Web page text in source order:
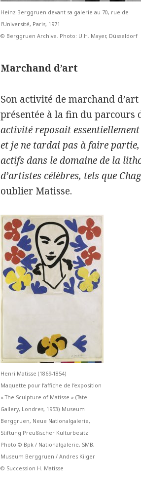
Heinz Berggruen devant sa galerie au 70, rue de
l’Université, Paris, 1971
© Berggruen Archive. Photo: U.H. Mayer, Düsseldorf
Marchand d’art
Son activité de marchand
présentée à la fin du parcours
activité reposait
et je ne tardai pas à faire
actifs dans le domaine de la
d’artistes célèbres, tels que
oublier Matisse.
Henri Matisse (1869-1854)
Maquette pour l’affiche de l’exposition
« The Sculpture of Matisse » (Tate
Gallery, Londres, 1953) Museum
Berggruen, Neue Nationalgalerie,
Stiftung Preußischer Kulturbesitz
Photo © Bpk / Nationalgalerie, SMB,
Museum Berggruen / Andres Kilger
© Succession H. Matisse